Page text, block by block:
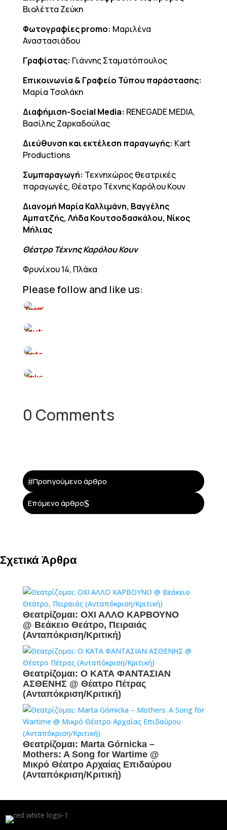
Βιολέττα Ζεύκη
Φωτογραφίες promo: Μαριλένα
Αναστασιάδου
Γραφίστας: Γιάννης Σταματόπουλος
Επικοινωνία & Γραφείο Τύπου παράστασης:
Μαρία Τσολάκη
Διαφήμιση-Social Media: RENEGADE MEDIA,
Βασίλης Ζαρκαδούλας
Διεύθυνση και εκτέλεση παραγωγής: Kart
Productions
Συμπαραγωγή: Τεχνηχώρος θεατρικές
παραγωγές, Θέατρο Τέχνης Καρόλου Κουν
Διανομή Μαρία Καλλιμάνη, Βαγγέλης
Αμπατζής, Λήδα Κουτσοδασκάλου, Νίκος
Μήλιας
Θέατρο Τέχνης Καρόλου Κουν
Φρυνίχου 14, Πλάκα
Please follow and like us:
0 Comments
#Προηγούμενο άρθρο
Επόμενο άρθρο$
Σχετικά Άρθρα
Θεατρίζομαι: ΟΧΙ ΑΛΛΟ ΚΑΡΒΟΥΝΟ
@ Βεάκειο Θεάτρο, Πειραιάς
(Ανταπόκριση/Κριτική)
Θεατρίζομαι: Ο ΚΑΤΑ ΦΑΝΤΑΣΙΑΝ
ΑΣΘΕΝΗΣ @ Θέατρο Πέτρας
(Ανταπόκριση/Κριτική)
Θεατρίζομαι: Marta Górnicka –
Mothers: A Song for Wartime @
Μικρό Θέατρο Αρχαίας Επιδαύρου
(Ανταπόκριση/Κριτική)